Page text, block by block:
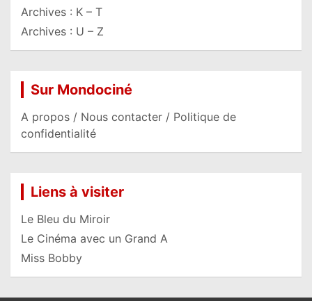
Archives : K – T
Archives : U – Z
Sur Mondociné
A propos / Nous contacter / Politique de
confidentialité
Liens à visiter
Le Bleu du Miroir
Le Cinéma avec un Grand A
Miss Bobby